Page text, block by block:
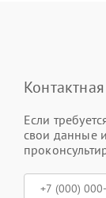
Если
свои данные